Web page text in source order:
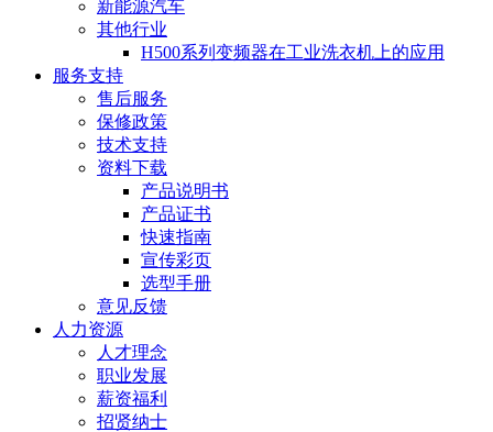
新能源汽车
其他行业
H500系列变频器在工业洗衣机上的应用
服务支持
售后服务
保修政策
技术支持
资料下载
产品说明书
产品证书
快速指南
宣传彩页
选型手册
意见反馈
人力资源
人才理念
职业发展
薪资福利
招贤纳士